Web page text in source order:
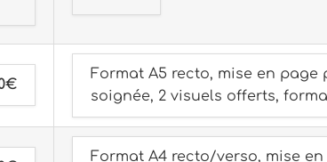
Format A5 recto, mise en
soignée, 2 visuels offerts,
Format A4 recto/verso, mise